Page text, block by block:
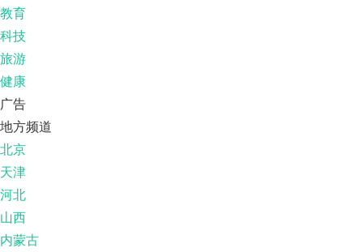
教育
科技
旅游
健康
广告
地方频道
北京
天津
河北
山西
内蒙古